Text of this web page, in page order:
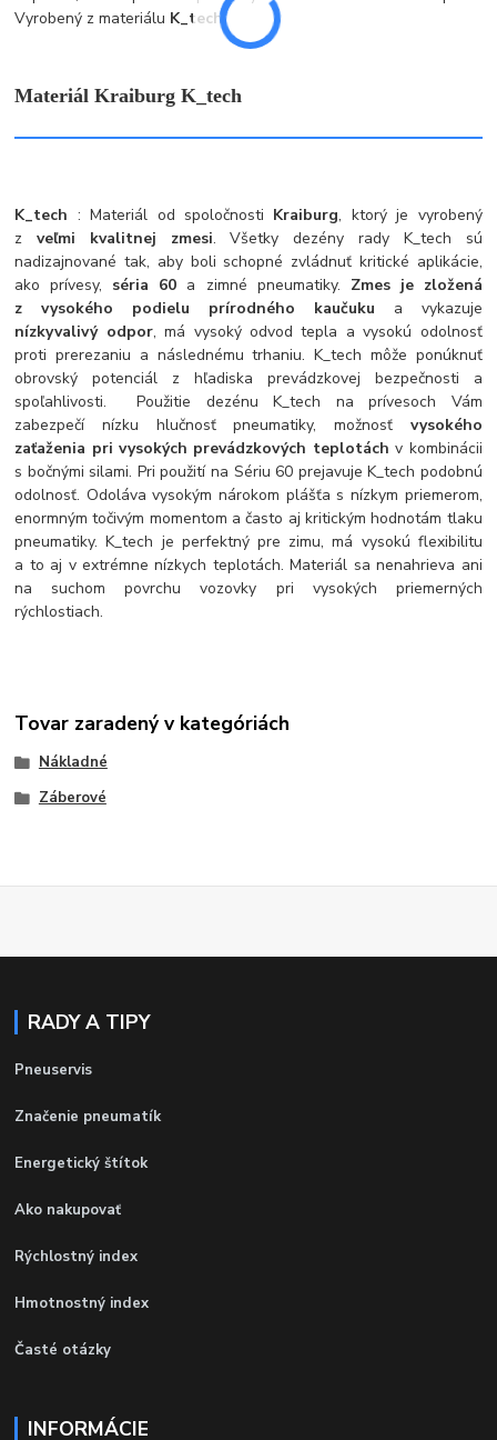
Vyrobený z materiálu K_tech .
Materiál Kraiburg K_tech
K_tech : Materiál od spoločnosti Kraiburg, ktorý je vyrobený
z veľmi kvalitnej zmesi. Všetky dezény rady K_tech sú
nadizajnované tak, aby boli schopné zvládnuť kritické aplikácie,
ako prívesy, séria 60 a zimné pneumatiky. Zmes je zložená
z vysokého podielu prírodného kaučuku a vykazuje
nízkyvalivý odpor, má vysoký odvod tepla a vysokú odolnosť
proti prerezaniu a následnému trhaniu. K_tech môže ponúknuť
obrovský potenciál z hľadiska prevádzkovej bezpečnosti a
spoľahlivosti. Použitie dezénu K_tech na prívesoch Vám
zabezpečí nízku hlučnosť pneumatiky, možnosť vysokého
zaťaženia pri vysokých prevádzkových teplotách v kombinácii
s bočnými silami. Pri použití na Sériu 60 prejavuje K_tech podobnú
odolnosť. Odoláva vysokým nárokom plášťa s nízkym priemerom,
enormným točivým momentom a často aj kritickým hodnotám tlaku
pneumatiky. K_tech je perfektný pre zimu, má vysokú flexibilitu
a to aj v extrémne nízkych teplotách. Materiál sa nenahrieva ani
na suchom povrchu vozovky pri vysokých priemerných
rýchlostiach.
Tovar zaradený v kategóriách
Nákladné
Záberové
RADY A TIPY
Pneuservis
Značenie pneumatík
Energetický štítok
Ako nakupovať
Rýchlostný index
Hmotnostný index
Časté otázky
INFORMÁCIE